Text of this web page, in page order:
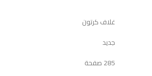
غلاف كرتون
جديد
285 صفحة